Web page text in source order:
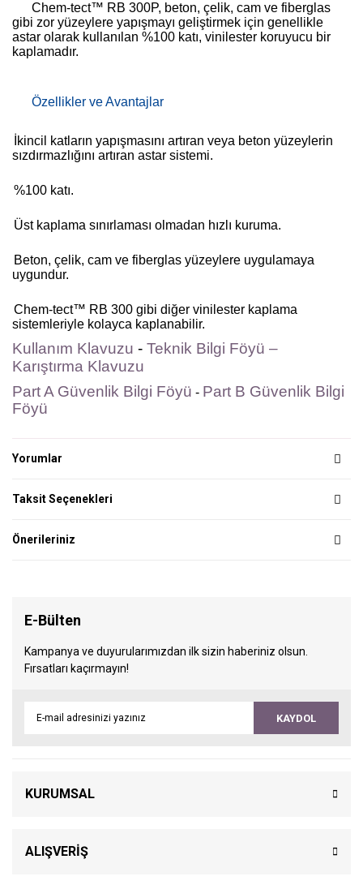
Chem-tect™ RB 300P, beton, çelik, cam ve fiberglas
gibi zor yüzeylere yapışmayı geliştirmek için genellikle
astar olarak kullanılan %100 katı, vinilester koruyucu bir
kaplamadır.
Özellikler ve Avantajlar
İkincil katların yapışmasını artıran veya beton yüzeylerin
sızdırmazlığını artıran astar sistemi.
%100 katı.
Üst kaplama sınırlaması olmadan hızlı kuruma.
Beton, çelik, cam ve fiberglas yüzeylere uygulamaya
uygundur.
Chem-tect™ RB 300 gibi diğer vinilester kaplama
sistemleriyle kolayca kaplanabilir.
Kullanım Klavuzu - Teknik Bilgi Föyü –
Karıştırma Klavuzu
Part A Güvenlik Bilgi Föyü - Part B Güvenlik Bilgi
Föyü
Yorumlar
Taksit Seçenekleri
Önerileriniz
E-Bülten
Kampanya ve duyurularımızdan ilk sizin haberiniz olsun.
Fırsatları kaçırmayın!
KAYDOL
KURUMSAL
ALIŞVERİŞ